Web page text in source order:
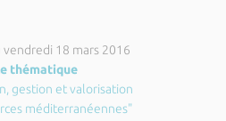
vendredi 18 mars 2016
thématique
gestion et valorisation
méditerranéennes"